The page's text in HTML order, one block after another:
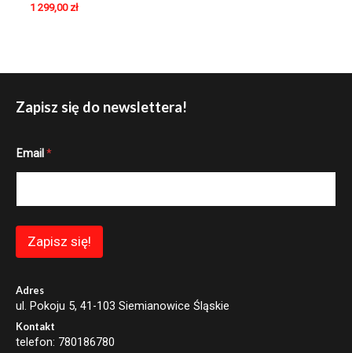
1 299,00 zł
Zapisz się do newslettera!
m
E
l
m
a
l
Email *
Zapisz się!
Adres
ul. Pokoju 5, 41-103 Siemianowice Śląskie
Kontakt
telefon: 780186780